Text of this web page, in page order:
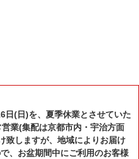
日(日)を、夏季休業とさせていた
業(集配は京都市内・宇治方面
致しますが、地域によりお届け
、お盆期間中にご利用のお客様